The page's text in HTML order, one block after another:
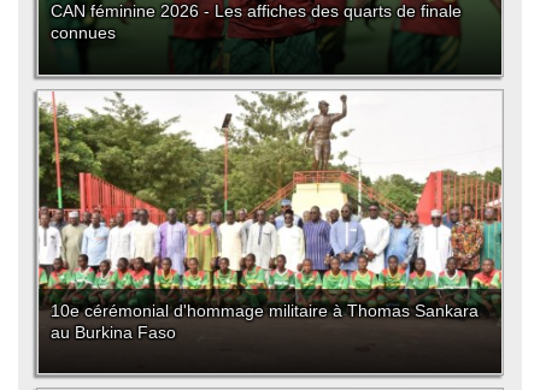
CAN féminine 2026 - Les affiches des quarts de finale
connues
10e cérémonial d'hommage militaire à Thomas Sankara
au Burkina Faso